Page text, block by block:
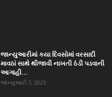
જાન્યુઆરીમાં કયા દિવસોમાં વરસાદી
માવઠાં સાથે થીજાવી નાખતી ઠંડી પડવાની
આગાહી...
જાન્યુઆરી 7, 2025